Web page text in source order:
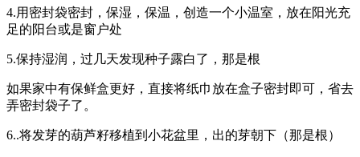
4.用密封袋密封，保湿，保温，创造一个小温室，放在阳光充
足的阳台或是窗户处
5.保持湿润，过几天发现种子露白了，那是根
如果家中有保鲜盒更好，直接将纸巾放在盒子密封即可，省去
弄密封袋子了。
6..将发芽的葫芦籽移植到小花盆里，出的芽朝下（那是根）